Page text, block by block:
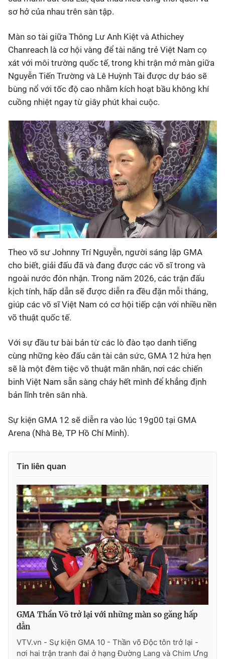
sơ hở của nhau trên sàn tập.
Màn so tài giữa Thông Lư Anh Kiệt và Athichey
Chanreach là cơ hội vàng để tài năng trẻ Việt Nam cọ
xát với môi trường quốc tế, trong khi trận mở màn giữa
Nguyễn Tiến Trường và Lê Huỳnh Tài được dự báo sẽ
bùng nổ với tốc độ cao nhằm kích hoạt bầu không khí
cuồng nhiệt ngay từ giây phút khai cuộc.
Theo võ sư Johnny Trí Nguyễn, người sáng lập GMA
cho biết, giải đấu đã và đang được các võ sĩ trong và
ngoài nước đón nhận. Trong năm 2026, các trận đấu
kịch tính, hấp dẫn sẽ được diễn ra đều đặn mỗi tháng,
giúp các võ sĩ Việt Nam có cơ hội tiếp cận với nhiều nền
võ thuật quốc tế.
Với sự đầu tư bài bản từ các lò đào tạo danh tiếng
cùng những kèo đấu cân tài cân sức, GMA 12 hứa hẹn
sẽ là một đêm tiệc võ thuật mãn nhãn, nơi các chiến
binh Việt Nam sẵn sàng cháy hết mình để khẳng định
bản lĩnh trên sân nhà.
Sự kiện GMA 12 sẽ diễn ra vào lúc 19g00 tại GMA
Arena (Nhà Bè, TP Hồ Chí Minh).
Tin liên quan
GMA Thần Võ trở lại với những màn so găng hấp
dẫn
VTV.vn - Sự kiện GMA 10 - Thần võ Độc tôn trở lại -
nơi hai trận tranh đai ở hạng Đường Lang và Chim Ưng